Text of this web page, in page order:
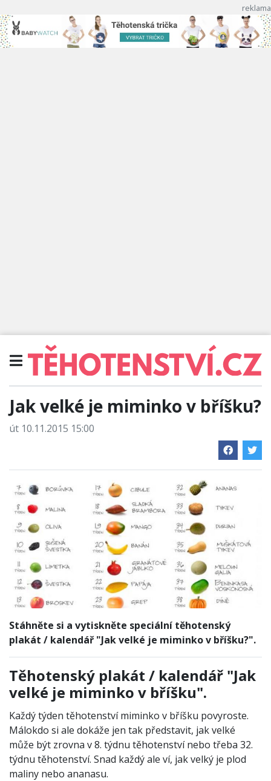
Jak velké je miminko v bříšku?
út 10.11.2015 15:00
Stáhněte si a vytiskněte speciální těhotenský
plakát / kalendář "Jak velké je miminko v bříšku?".
Těhotenský plakát / kalendář "Jak
velké je miminko v bříšku".
Každý týden těhotenství miminko v bříšku povyroste.
Málokdo si ale dokáže jen tak představit, jak velké
může být zrovna v 8. týdnu těhotenství nebo třeba 32.
týdnu těhotenství. Snad každý ale ví, jak velký je plod
maliny nebo ananasu.